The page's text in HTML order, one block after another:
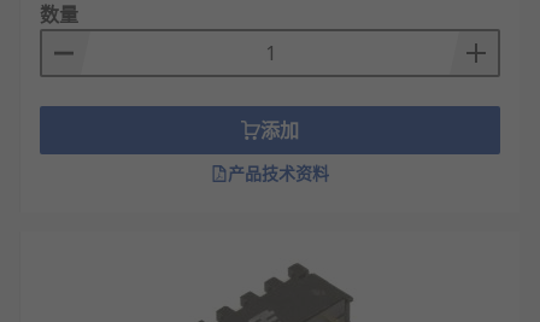
数量
添加
产品技术资料